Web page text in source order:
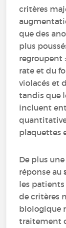
critères
que des
plus
regroupent
rate et du
violacés et
tandis que
incluent
plaquettes
De plus
réponse au
les patients
de critères
biologique
traitement